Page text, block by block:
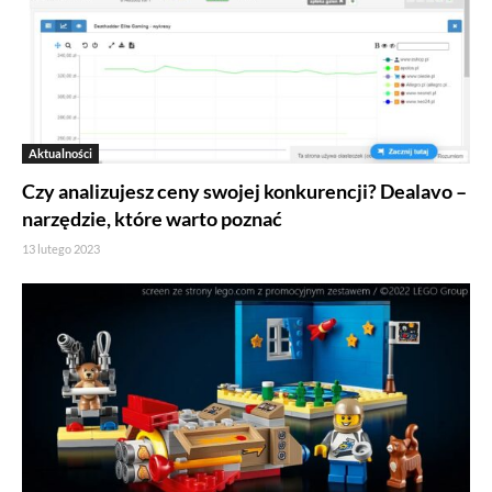
Aktualności
Czy analizujesz ceny swojej konkurencji? Dealavo –
narzędzie, które warto poznać
13 lutego 2023